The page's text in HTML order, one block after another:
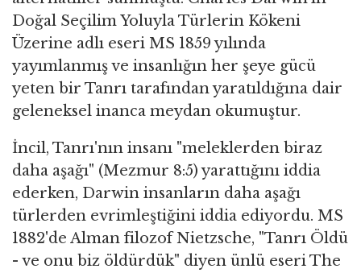
Doğal Seçilim Yoluyla Türlerin Kökeni
Üzerine adlı eseri MS 1859 yılında
yayımlanmış ve insanlığın her şeye gücü
yeten bir Tanrı tarafından yaratıldığına dair
geleneksel inanca meydan okumuştur.
İncil, Tanrı'nın insanı "meleklerden biraz
daha aşağı" (Mezmur 8:5) yarattığını iddia
ederken, Darwin insanların daha aşağı
türlerden evrimleştiğini iddia ediyordu. MS
1882'de Alman filozof Nietzsche, "Tanrı Öldü
- ve onu biz öldürdük" diyen ünlü eseri The